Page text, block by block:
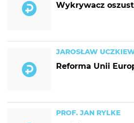
Wykrywacz
JAROSŁAW
Reforma Unii
PROF. JAN RYLKE